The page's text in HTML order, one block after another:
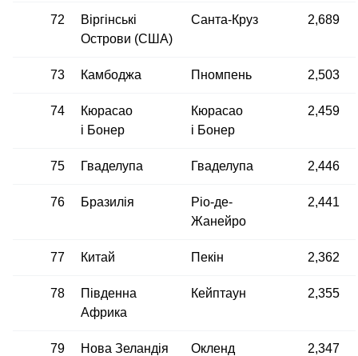
72
Віргінські
Острови (США)
Санта-Круз 2,689
73 Камбоджа Пномпень 2,503
74
Кюрасао
і Бонер
Кюрасао
і Бонер
2,459
75 Гваделупа Гваделупа 2,446
76 Бразилія
Ріо-де-
Жанейро
2,441
77 Китай Пекін 2,362
78
Південна
Африка
Кейптаун 2,355
79 Нова Зеландія Окленд 2,347